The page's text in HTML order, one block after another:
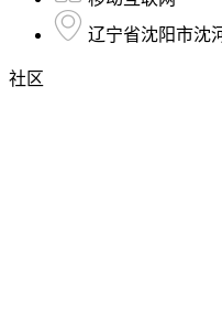
辽宁省沈阳市沈
社区